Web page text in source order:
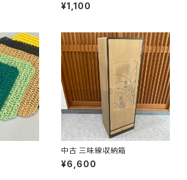
¥1,100
中古 三味線収納箱
¥6,600